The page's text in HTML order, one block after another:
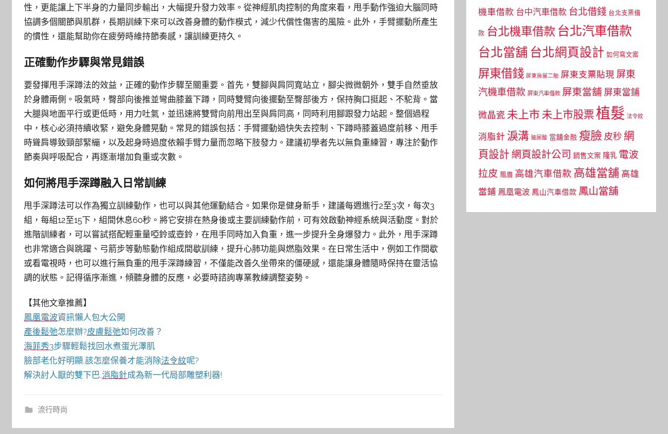
性，更能讓上下半身的力量同步輸出，大幅提升發力效率。從神經肌肉控制的角度來看，甩手動作強迫大腦同時
協調多個關節與肌群，長期訓練下來可以改善身體的動作模式，減少代償性傷害的風險。此外，手臂擺動所產生
的慣性，還能幫助你在疲勞時維持節奏感，讓訓練更持久。
正確動作步驟與常見錯誤
要發揮甩手深蹲法的效益，正確的動作步驟至關重要。首先，雙腳與肩同寬站立，腳尖微微朝外，雙手自然垂放
於身體兩側。吸氣時，臀部向後推並彎曲膝蓋下蹲，同時雙臂向後擺動至臀部後方，保持胸口挺起、不駝背。當
大腿與地面平行或更低時，用力吐氣，並迅速將雙臂向前甩出至與肩同高，同時利用腳跟發力站起。整個過程
中，核心必須持續收緊，避免身體晃動。常見的錯誤包括：手臂擺動過快失去控制、下蹲時膝蓋過度前移、甩手
時聳肩導致頸部緊繃，以及起身時過度依賴手臂力量而忽略下肢發力。建議初學者先以無負重練習，專注於動作
節奏與呼吸配合，再逐漸增加負重或次數。
如何將甩手深蹲融入日常訓練
甩手深蹲法可以作為獨立訓練動作，也可以與其他運動結合。如果你是健身新手，建議每週進行2至3次，每次3
組，每組12至15下，組間休息60秒。將它安排在熱身後或主要訓練動作前，可有效啟動神經系統與活動度。對於
進階訓練者，可以嘗試搭配輕重量啞鈴或壺鈴，在甩手同時加入負重，進一步提升全身爆發力。此外，甩手深蹲
也非常適合與跳躍、弓箭步等動態動作組成間歇訓練，提升心肺功能與燃脂效果。在日常生活中，例如工作間歇
或看電視時，也可以進行無負重的甩手深蹲練習，不僅能改善久坐帶來的僵硬感，還能讓身體隨時保持在靈活協
調的狀態。記得循序漸進，傾聽身體的反應，必要時諮詢專業教練調整姿勢。
【其他文章推薦】
鳳凰電波資訊懶人包大公開
產後鬆弛怎麼辦?皮膚鬆弛如何改善？
海菲秀3步驟輕鬆找回水煮蛋光澤肌
臉部老化好明顯,該怎麼保養才能消除法令紋呢?
解決討人厭的雙下巴,消脂針成為新一代局部雕塑利器!
流行時尚
機車借款 台中汽車借款 台北借錢 台北支票借
款 台北機車借款 台北汽車借款
台北當舖 台北網頁設計 如何寫文案
屏東借錢 屏東房屋二胎 屏東支票貼現 屏東
汽機車借款 屏東汽車借款 屏東當舖 屏東當鋪
微晶瓷 未上市 未上市股票植髮 法令紋
消脂針 淚溝 玻尿酸 當舖金融 瘦臉 皮秒 網
頁設計 網頁設計公司 銷售文案 隆乳 電波
拉皮 飄眉 高雄汽車借款 高雄當舖 高雄
當鋪 鳳凰電波 鳳山汽車借款 鳳山當舖